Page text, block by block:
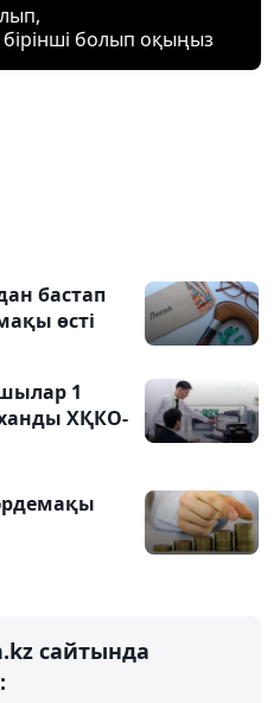
болып оқыңыз
бастап
өсті
1
ХҚКО-
сайтында